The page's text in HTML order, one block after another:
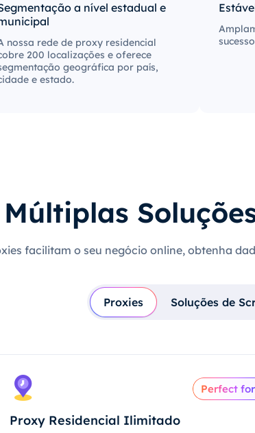
a nível estadual e
nossa rede de proxy residencial
200 localizações e oferece
geográfica por país,
e estado.
Múltiplas
facilitam o seu negócio online, obtenha
Proxies Soluções de
Perfect
Proxy Residencial Ilimitado